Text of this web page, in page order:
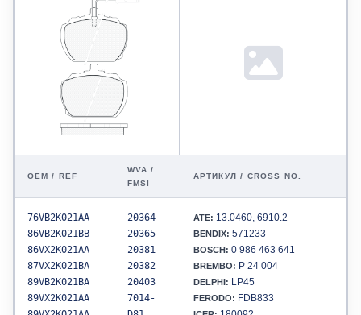
OEM / REF
WVA /
FMSI
АРТИКУЛ / CROSS NO.
76VB2K021AA
86VB2K021BB
86VX2K021AA
87VX2K021BA
89VB2K021BA
89VX2K021AA
20364
20365
20381
20382
20403
7014-
ATE: 13.0460, 6910.2
BENDIX: 571233
BOSCH: 0 986 463 641
BREMBO: P 24 004
DELPHI: LP45
FERODO: FDB833